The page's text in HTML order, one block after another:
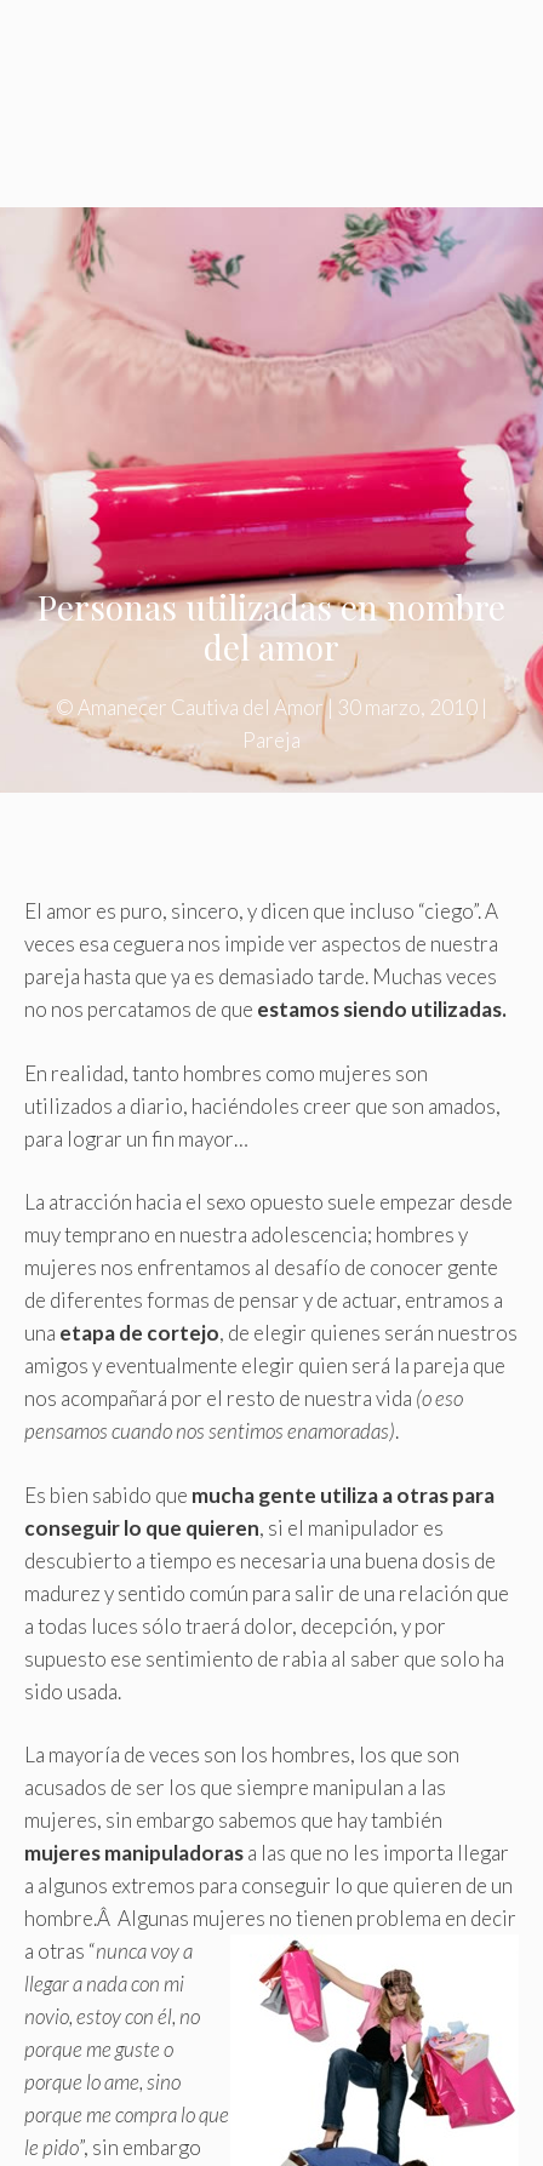
Personas utilizadas en nombre
del amor
© Amanecer Cautiva del Amor| 30 marzo, 2010
Pareja
El amor es puro, sincero, y dicen que incluso “ciego”. A
veces esa ceguera nos impide ver aspectos de nuestra
pareja hasta que ya es demasiado tarde. Muchas veces
no nos percatamos de que estamos siendo utilizadas.
En realidad, tanto hombres como mujeres son
utilizados a diario, haciéndoles creer que son amados,
para lograr un fin mayor…
La atracción hacia el sexo opuesto suele empezar desde
muy temprano en nuestra adolescencia; hombres y
mujeres nos enfrentamos al desafío de conocer gente
de diferentes formas de pensar y de actuar, entramos a
una etapa de cortejo, de elegir quienes serán nuestros
amigos y eventualmente elegir quien será la pareja que
nos acompañará por el resto de nuestra vida (o eso
pensamos cuando nos sentimos enamoradas).
Es bien sabido que mucha gente utiliza a otras para
conseguir lo que quieren, si el manipulador es
descubierto a tiempo es necesaria una buena dosis de
madurez y sentido común para salir de una relación que
a todas luces sólo traerá dolor, decepción, y por
supuesto ese sentimiento de rabia al saber que solo ha
sido usada.
La mayoría de veces son los hombres, los que son
acusados de ser los que siempre manipulan a las
mujeres, sin embargo sabemos que hay también
mujeres manipuladorasa las que no les importa llegar
a algunos extremos para conseguir lo que quieren de un
hombre.Â Algunas mujeres no tienen problema en decir
a otras “nunca voy a
llegar a nada con mi
novio, estoy con él, no
porque me guste o
porque lo ame, sino
porque me compra lo que
le pido”, sin embargo